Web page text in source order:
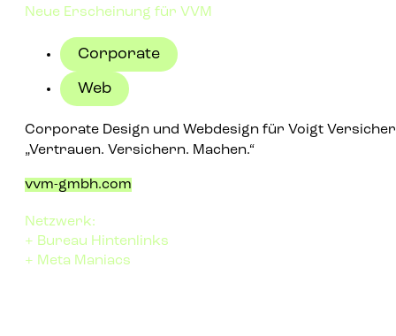
Neue Erscheinung für VVM
Corporate
Web
Corporate Design und Webdesign für Voigt
„Vertrauen. Versichern. Machen.“
vvm-gmbh.com
Netzwerk:
+ Bureau Hintenlinks
+ Meta Maniacs